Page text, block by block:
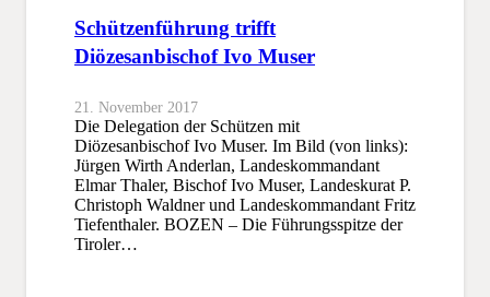
Schützenführung trifft
Diözesanbischof Ivo Muser
21. November 2017
Die Delegation der Schützen mit
Diözesanbischof Ivo Muser. Im Bild (von links):
Jürgen Wirth Anderlan, Landeskommandant
Elmar Thaler, Bischof Ivo Muser, Landeskurat P.
Christoph Waldner und Landeskommandant Fritz
Tiefenthaler. BOZEN – Die Führungsspitze der
Tiroler…